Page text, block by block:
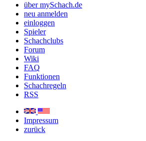
über mySchach.de
neu anmelden
einloggen
Spieler
Schachclubs
Forum
Wiki
FAQ
Funktionen
Schachregeln
RSS
Impressum
zurück